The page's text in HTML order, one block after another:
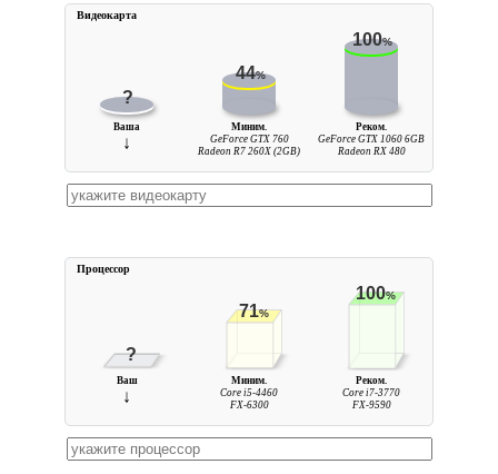
?
44%
100%
Ваша
↓
Миним.
GeForce GTX 760
Radeon R7 260X (2GB)
Реком.
GeForce GTX 1060 6GB
Radeon RX 480
Видеокарта
?
71%
100%
Ваш
↓
Миним.
Core i5-4460
FX-6300
Реком.
Core i7-3770
FX-9590
Процессор